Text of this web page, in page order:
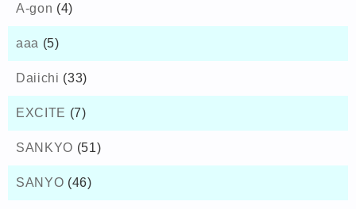
A-gon (4)
aaa (5)
Daiichi (33)
EXCITE (7)
SANKYO (51)
SANYO (46)